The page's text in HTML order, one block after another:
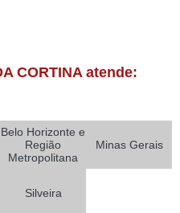
CORTINA atende:
Belo Horizonte e
Região
Metropolitana
Minas Gerais
Silveira